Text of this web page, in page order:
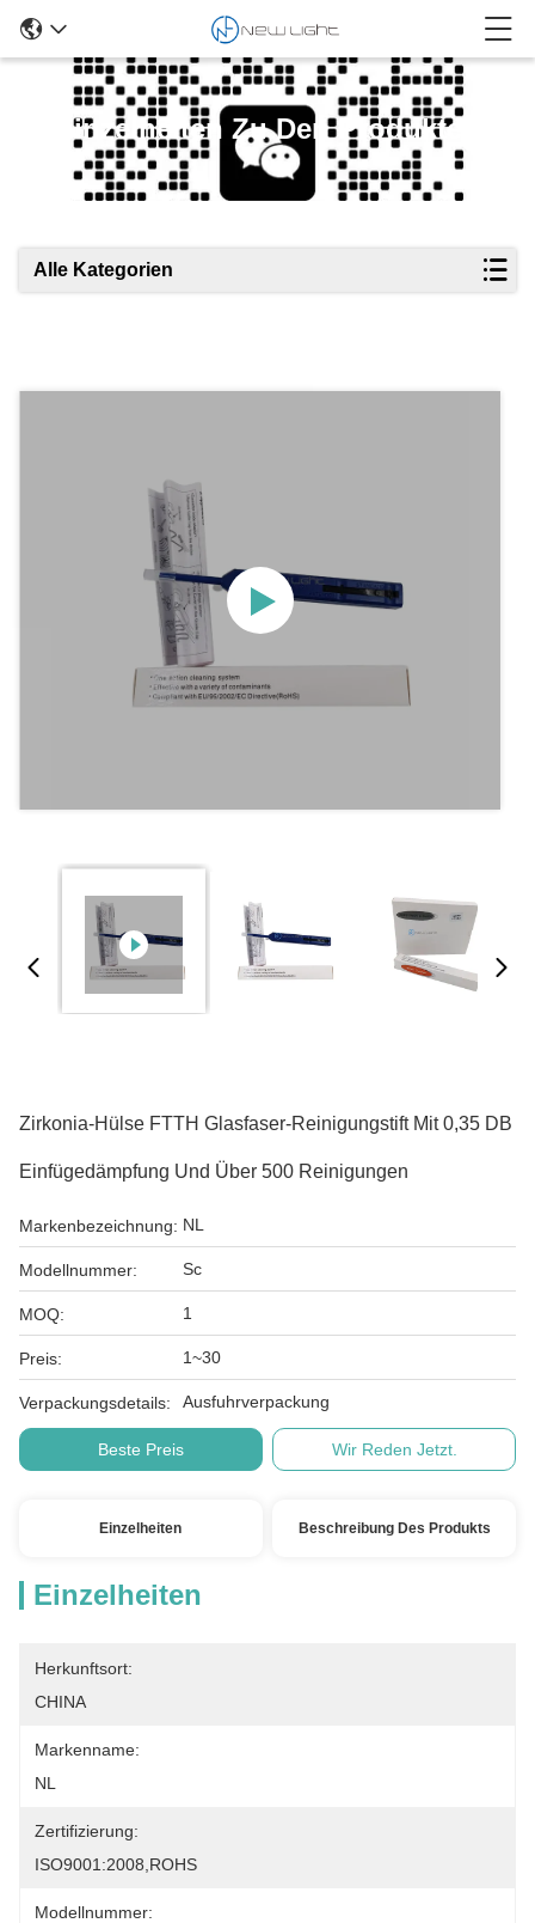
Einzelheiten Zu Den Produkten
Alle Kategorien
Zirkonia-Hülse FTTH Glasfaser-Reinigungstift Mit 0,35 DB
Einfügedämpfung Und Über 500 Reinigungen
Markenbezeichnung: NL
Modellnummer: Sc
MOQ: 1
Preis: 1~30
Verpackungsdetails: Ausfuhrverpackung
Beste Preis Wir Reden Jetzt.
Einzelheiten Beschreibung Des Produkts
Einzelheiten
Herkunftsort:
CHINA
Markenname:
NL
Zertifizierung:
ISO9001:2008,ROHS
Modellnummer: